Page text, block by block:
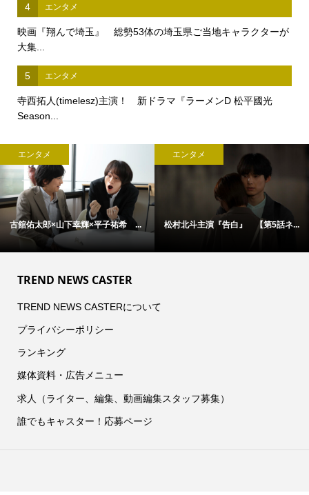
4 エンタメ
映画『翔んで埼玉』 総勢53体の埼玉県ご当地キャラクターが
大集...
5 エンタメ
寺西拓人(timelesz)主演！ 新ドラマ『ラーメンD 松平國光
Season...
エンタメ
古舘佑太郎×山下幸輝×平子祐希 ...
エンタメ
松村北斗主演『告白』 【第5話ネ...
TREND NEWS CASTER
TREND NEWS CASTERについて
プライバシーポリシー
ランキング
媒体資料・広告メニュー
求人（ライター、編集、動画編集スタッフ募集）
誰でもキャスター！応募ページ